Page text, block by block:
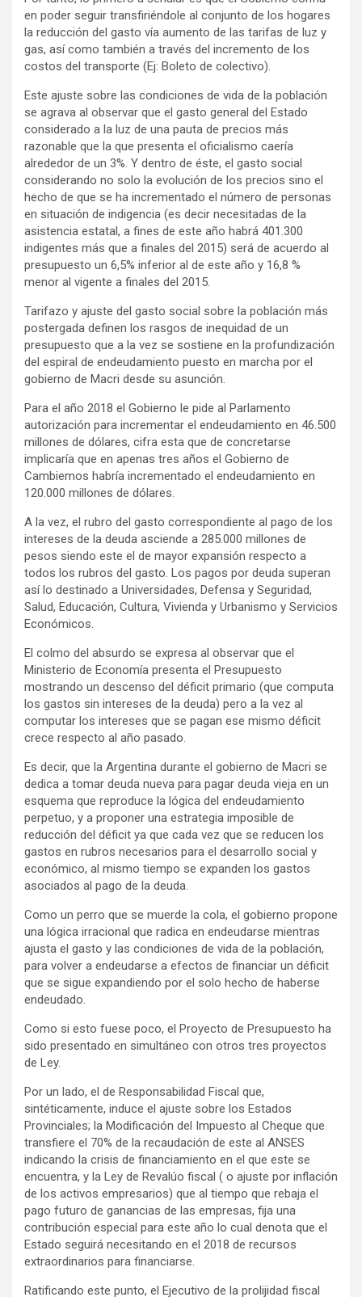
en poder seguir transfiriéndole al conjunto de los hogares
la reducción del gasto vía aumento de las tarifas de luz y
gas, así como también a través del incremento de los
costos del transporte (Ej: Boleto de colectivo).
Este ajuste sobre las condiciones de vida de la población
se agrava al observar que el gasto general del Estado
considerado a la luz de una pauta de precios más
razonable que la que presenta el oficialismo caería
alrededor de un 3%. Y dentro de éste, el gasto social
considerando no solo la evolución de los precios sino el
hecho de que se ha incrementado el número de personas
en situación de indigencia (es decir necesitadas de la
asistencia estatal, a fines de este año habrá 401.300
indigentes más que a finales del 2015) será de acuerdo al
presupuesto un 6,5% inferior al de este año y 16,8 %
menor al vigente a finales del 2015.
Tarifazo y ajuste del gasto social sobre la población más
postergada definen los rasgos de inequidad de un
presupuesto que a la vez se sostiene en la profundización
del espiral de endeudamiento puesto en marcha por el
gobierno de Macri desde su asunción.
Para el año 2018 el Gobierno le pide al Parlamento
autorización para incrementar el endeudamiento en 46.500
millones de dólares, cifra esta que de concretarse
implicaría que en apenas tres años el Gobierno de
Cambiemos habría incrementado el endeudamiento en
120.000 millones de dólares.
A la vez, el rubro del gasto correspondiente al pago de los
intereses de la deuda asciende a 285.000 millones de
pesos siendo este el de mayor expansión respecto a
todos los rubros del gasto. Los pagos por deuda superan
así lo destinado a Universidades, Defensa y Seguridad,
Salud, Educación, Cultura, Vivienda y Urbanismo y Servicios
Económicos.
El colmo del absurdo se expresa al observar que el
Ministerio de Economía presenta el Presupuesto
mostrando un descenso del déficit primario (que computa
los gastos sin intereses de la deuda) pero a la vez al
computar los intereses que se pagan ese mismo déficit
crece respecto al año pasado.
Es decir, que la Argentina durante el gobierno de Macri se
dedica a tomar deuda nueva para pagar deuda vieja en un
esquema que reproduce la lógica del endeudamiento
perpetuo, y a proponer una estrategia imposible de
reducción del déficit ya que cada vez que se reducen los
gastos en rubros necesarios para el desarrollo social y
económico, al mismo tiempo se expanden los gastos
asociados al pago de la deuda.
Como un perro que se muerde la cola, el gobierno propone
una lógica irracional que radica en endeudarse mientras
ajusta el gasto y las condiciones de vida de la población,
para volver a endeudarse a efectos de financiar un déficit
que se sigue expandiendo por el solo hecho de haberse
endeudado.
Como si esto fuese poco, el Proyecto de Presupuesto ha
sido presentado en simultáneo con otros tres proyectos
de Ley.
Por un lado, el de Responsabilidad Fiscal que,
sintéticamente, induce el ajuste sobre los Estados
Provinciales; la Modificación del Impuesto al Cheque que
transfiere el 70% de la recaudación de este al ANSES
indicando la crisis de financiamiento en el que este se
encuentra, y la Ley de Revalúo fiscal ( o ajuste por inflación
de los activos empresarios) que al tiempo que rebaja el
pago futuro de ganancias de las empresas, fija una
contribución especial para este año lo cual denota que el
Estado seguirá necesitando en el 2018 de recursos
extraordinarios para financiarse.
Ratificando este punto, el Ejecutivo de la prolijidad fiscal